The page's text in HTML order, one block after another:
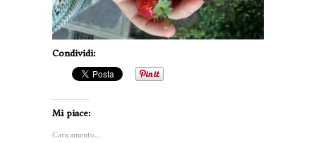
Condividi:
Mi piace:
Caricamento...